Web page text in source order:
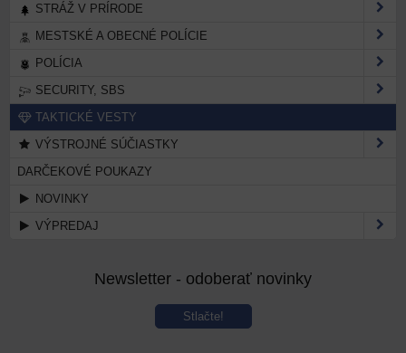
STRÁŽ V PRÍRODE
MESTSKÉ A OBECNÉ POLÍCIE
POLÍCIA
SECURITY, SBS
TAKTICKÉ VESTY
VÝSTROJNÉ SÚČIASTKY
DARČEKOVÉ POUKAZY
NOVINKY
VÝPREDAJ
Newsletter - odoberať novinky
Stlačte!